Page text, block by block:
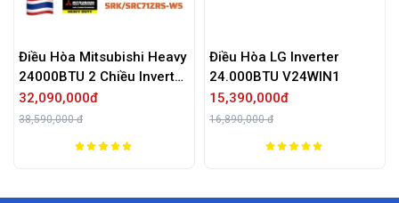
Điều Hòa Mitsubishi Heavy
24000BTU 2 Chiều Inverter
SRK/SRC71ZRS-W5
32,090,000đ
38,590,000 đ
Điều Hòa LG Inverter
24.000BTU V24WIN1
15,390,000đ
16,890,000 đ